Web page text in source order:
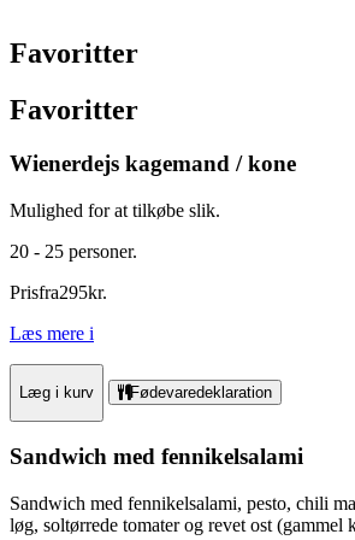
Favoritter
Favoritter
Wienerdejs kagemand / kone
Mulighed for at tilkøbe slik.
20 - 25 personer.
Prisfra295kr.
Læs mere i
Læg i kurv Fødevaredeklaration
Sandwich med fennikelsalami
Sandwich med fennikelsalami, pesto, chili
løg, soltørrede tomater og revet ost (gammel